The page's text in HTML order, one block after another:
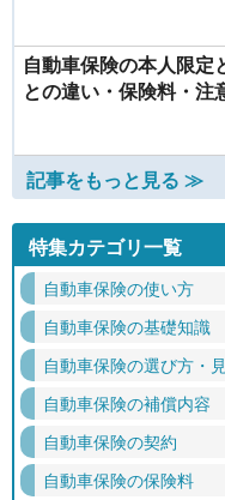
自動車保険の本人限定
との違い・保険料・注
記事をもっと見る ≫
特集カテゴリ一覧
自動車保険の使い方
自動車保険の基礎知識
自動車保険の選び方・
自動車保険の補償内容
自動車保険の契約
自動車保険の保険料